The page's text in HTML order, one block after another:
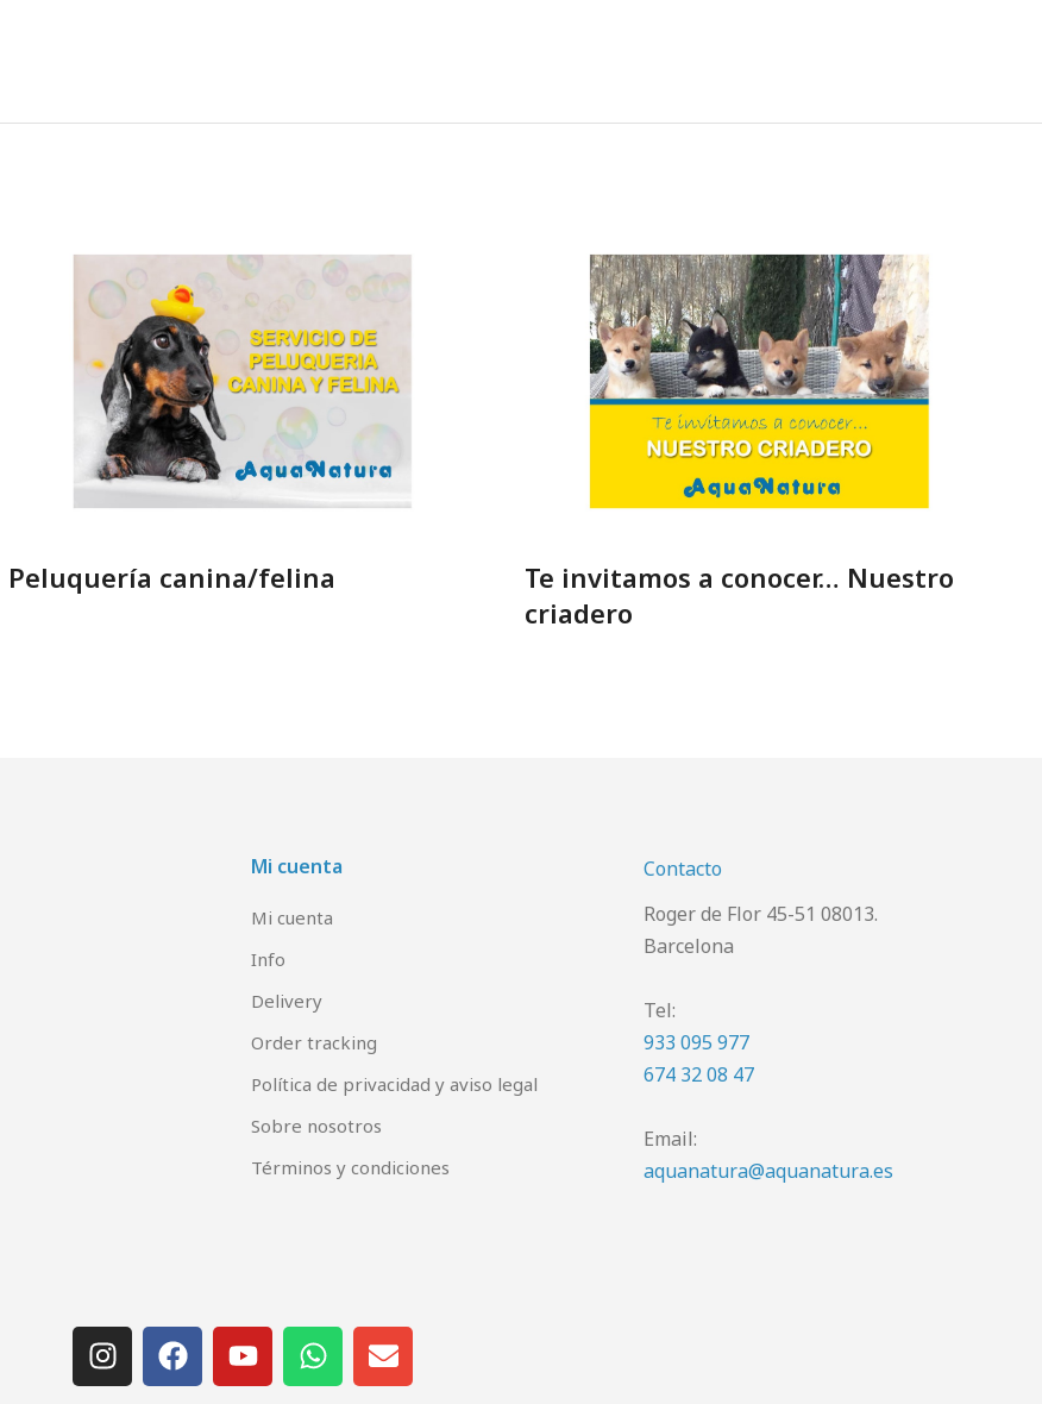
Peluquería canina/felina
Te invitamos a conocer… Nuestro
criadero
Mi cuenta
Mi cuenta
Info
Delivery
Order tracking
Política de privacidad y aviso legal
Sobre nosotros
Términos y condiciones
Contacto
Roger de Flor 45-51 08013.
Barcelona
Tel:
933 095 977
674 32 08 47
Email:
aquanatura@aquanatura.es